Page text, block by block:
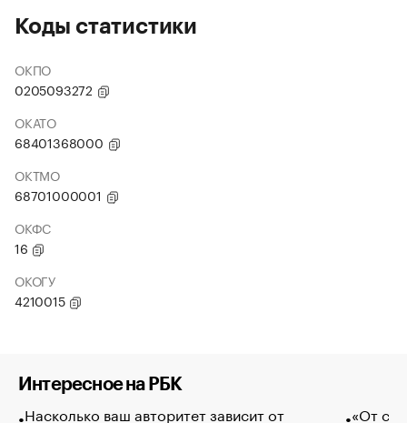
Коды статистики
ОКПО
0205093272
ОКАТО
68401368000
ОКТМО
68701000001
ОКФС
16
ОКОГУ
4210015
Интересное на РБК
Насколько ваш авторитет зависит от
«От